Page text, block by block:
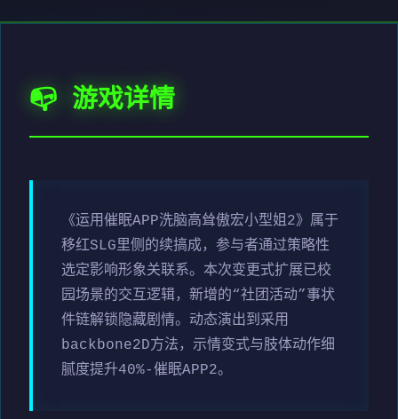
📭 游戏详情
《运用催眠APP洗脑高耸傲宏小型姐2》属于
移红SLG里侧的续搞成，参与者通过策略性
选定影响形象关联系。本次变更式扩展已校
园场景的交互逻辑，新增的“社团活动”事状
件链解锁隐藏剧情。动态演出到采用
backbone2D方法，示情变式与肢体动作细
腻度提升40%-催眠APP2。